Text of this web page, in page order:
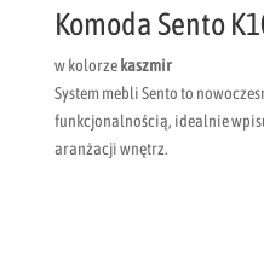
Komoda Sento
w kolorze kaszmir
​System mebli Sento to
funkcjonalnością, idealnie
aranżacji wnętrz.